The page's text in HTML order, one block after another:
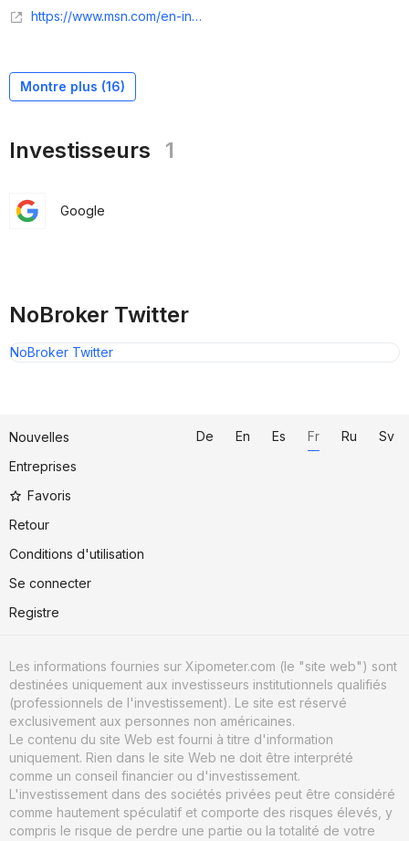
https://www.msn.com/en-in/money/news/will-nobroker-s-convozenai-disrupt-the-conversational-ai-cloud-market/ar-AA1zLNLy
Montre plus (16)
Investisseurs 1
Google
NoBroker Twitter
NoBroker Twitter
Nouvelles
Entreprises
Favoris
Retour
Conditions d'utilisation
Se connecter
Registre
De En Es Fr Ru Sv
Les informations fournies sur Xipometer.com (le "site web") sont
destinées uniquement aux investisseurs institutionnels qualifiés
(professionnels de l'investissement). Le site est réservé
exclusivement aux personnes non américaines.
Le contenu du site Web est fourni à titre d'information
uniquement. Rien dans le site Web ne doit être interprété
comme un conseil financier ou d'investissement.
L'investissement dans des sociétés privées peut être considéré
comme hautement spéculatif et comporte des risques élevés, y
compris le risque de perdre une partie ou la totalité de votre